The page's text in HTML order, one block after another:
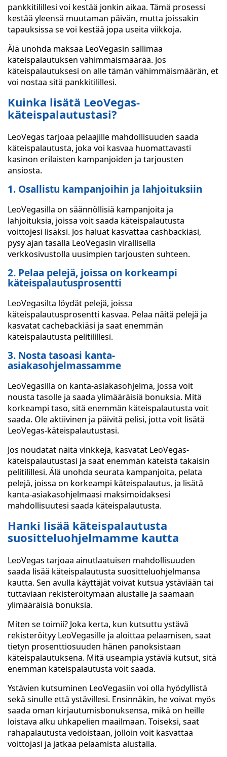
pankkitilillesi voi kestää jonkin aikaa. Tämä prosessi
kestää yleensä muutaman päivän, mutta joissakin
tapauksissa se voi kestää jopa useita viikkoja.
Älä unohda maksaa LeoVegasin sallimaa
käteispalautuksen vähimmäismäärää. Jos
käteispalautuksesi on alle tämän vähimmäismäärän, et
voi nostaa sitä pankkitilillesi.
Kuinka lisätä LeoVegas-
käteispalautustasi?
LeoVegas tarjoaa pelaajille mahdollisuuden saada
käteispalautusta, joka voi kasvaa huomattavasti
kasinon erilaisten kampanjoiden ja tarjousten
ansiosta.
1. Osallistu kampanjoihin ja lahjoituksiin
LeoVegasilla on säännöllisiä kampanjoita ja
lahjoituksia, joissa voit saada käteispalautusta
voittojesi lisäksi. Jos haluat kasvattaa cashbackiäsi,
pysy ajan tasalla LeoVegasin virallisella
verkkosivustolla uusimpien tarjousten suhteen.
2. Pelaa pelejä, joissa on korkeampi
käteispalautusprosentti
LeoVegasilta löydät pelejä, joissa
käteispalautusprosentti kasvaa. Pelaa näitä pelejä ja
kasvatat cachebackiäsi ja saat enemmän
käteispalautusta pelitilillesi.
3. Nosta tasoasi kanta-
asiakasohjelmassamme
LeoVegasilla on kanta-asiakasohjelma, jossa voit
nousta tasolle ja saada ylimääräisiä bonuksia. Mitä
korkeampi taso, sitä enemmän käteispalautusta voit
saada. Ole aktiivinen ja päivitä pelisi, jotta voit lisätä
LeoVegas-käteispalautustasi.
Jos noudatat näitä vinkkejä, kasvatat LeoVegas-
käteispalautustasi ja saat enemmän käteistä takaisin
pelitilillesi. Älä unohda seurata kampanjoita, pelata
pelejä, joissa on korkeampi käteispalautus, ja lisätä
kanta-asiakasohjelmaasi maksimoidaksesi
mahdollisuutesi saada käteispalautusta.
Hanki lisää käteispalautusta
suositteluohjelmamme kautta
LeoVegas tarjoaa ainutlaatuisen mahdollisuuden
saada lisää käteispalautusta suositteluohjelmansa
kautta. Sen avulla käyttäjät voivat kutsua ystäviään tai
tuttaviaan rekisteröitymään alustalle ja saamaan
ylimääräisiä bonuksia.
Miten se toimii? Joka kerta, kun kutsuttu ystävä
rekisteröityy LeoVegasille ja aloittaa pelaamisen, saat
tietyn prosenttiosuuden hänen panoksistaan
käteispalautuksena. Mitä useampia ystäviä kutsut, sitä
enemmän käteispalautusta voit saada.
Ystävien kutsuminen LeoVegasiin voi olla hyödyllistä
sekä sinulle että ystävillesi. Ensinnäkin, he voivat myös
saada oman kirjautumisbonuksensa, mikä on heille
loistava alku uhkapelien maailmaan. Toiseksi, saat
rahapalautusta vedoistaan, jolloin voit kasvattaa
voittojasi ja jatkaa pelaamista alustalla.